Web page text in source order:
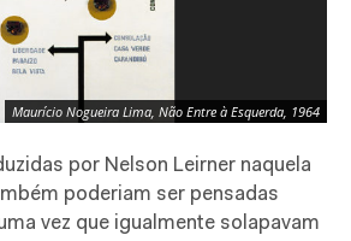
Maurício Nogueira Lima, Não Entre à Esquerda, 1964
por Nelson Leirner naquela
poderiam ser pensadas
vez que igualmente solapavam